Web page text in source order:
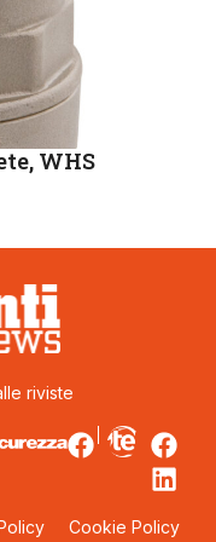
WHS
riviste
Cookie Policy